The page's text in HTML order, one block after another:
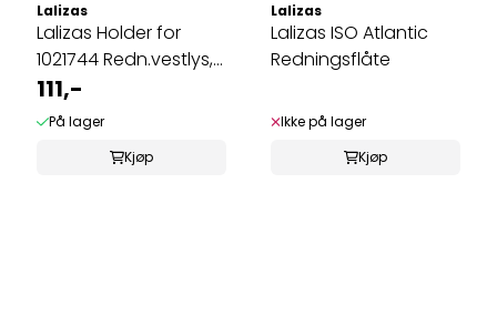
Lalizas
Lalizas Holder for
1021744 Redn.vestlys,
SOLAS
111,-
På lager
Kjøp
Lalizas
Lalizas ISO Atlantic
Redningsflåte
Ikke på lager
Kjøp